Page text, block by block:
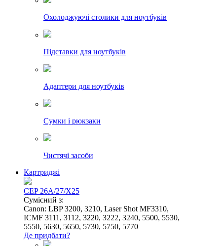
Охолоджуючі столики для ноутбуків
Підставки для ноутбуків
Адаптери для ноутбуків
Сумки і рюкзаки
Чистячі засоби
Картриджі
CEP 26A/27/X25
Сумісний з:
Canon: LBP 3200, 3210, Laser Shot MF3310,
ICMF 3111, 3112, 3220, 3222, 3240, 5500, 5530,
5550, 5630, 5650, 5730, 5750, 5770
Де придбати?